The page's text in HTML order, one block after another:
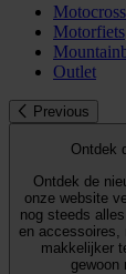
Motocross
Motorfiets
Outlet
Previous
Ontdek
Ontdek de
onze website
nog steeds
en accessoires,
makkelijker
gewoon